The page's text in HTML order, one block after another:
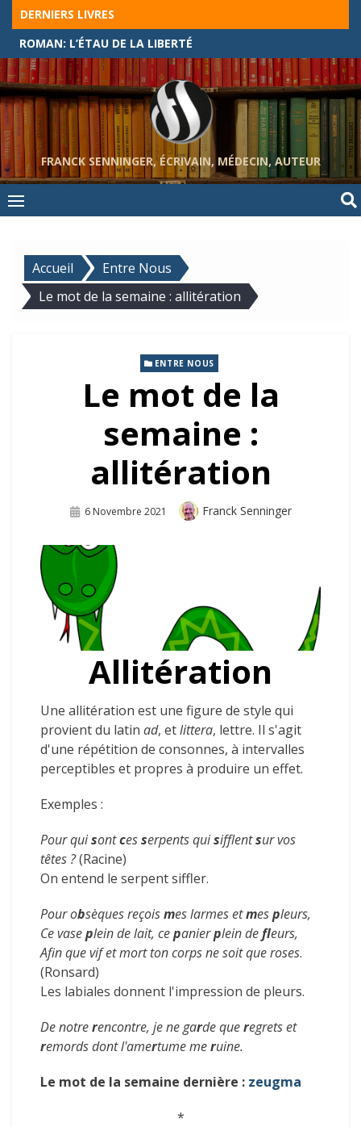
Skip
content
DERNIERS LIVRES
ROMAN: L’ÉTAU DE LA LIBERTÉ
FRANCK SENNINGER, ÉCRIVAIN, MÉDECIN, AUTEUR
Accueil
Entre Nous
Le mot de la semaine : allitération
ENTRE NOUS
Le mot de la
semaine :
allitération
Publié
6 Novembre 2021 Auteur
Franck Senninger
Allitération
Une allitération est une figure de style qui
provient du latin ad, etlittera, lettre. Il s'agit
d'une répétition de consonnes, à intervalles
perceptibles et propres à produire un effet.
Exemples :
Pour quisontcesserpents quisifflentsur vos
têtes ?(Racine)
On entend le serpent siffler.
Pour obsèques reçoismes larmes etmespleurs,
Ce vaseplein de lait, cepanierplein defleurs,
Afin que vif et mort ton corps ne soit que roses.
(Ronsard)
Les labiales donnent l'impression de pleurs.
De notrerencontre, je ne garde queregrets et
remords dont l'amertume meruine.
Le mot de la semaine dernière : zeugma
*